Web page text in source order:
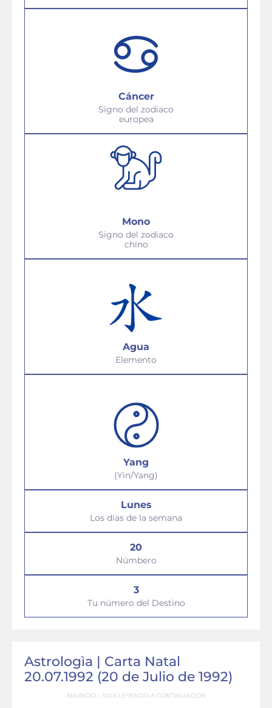
Cáncer
Signo del zodiaco
europea
Mono
Signo del zodiaco
chino
Agua
Elemento
Yang
(Yin/Yang)
Lunes
Los días de la semana
20
Númbero
3
Tu número del Destino
Astrologìa | Carta Natal
20.07.1992 (20 de Julio de 1992)
ANUNCIO - SIGA LEYENDO A CONTINUACIÓN